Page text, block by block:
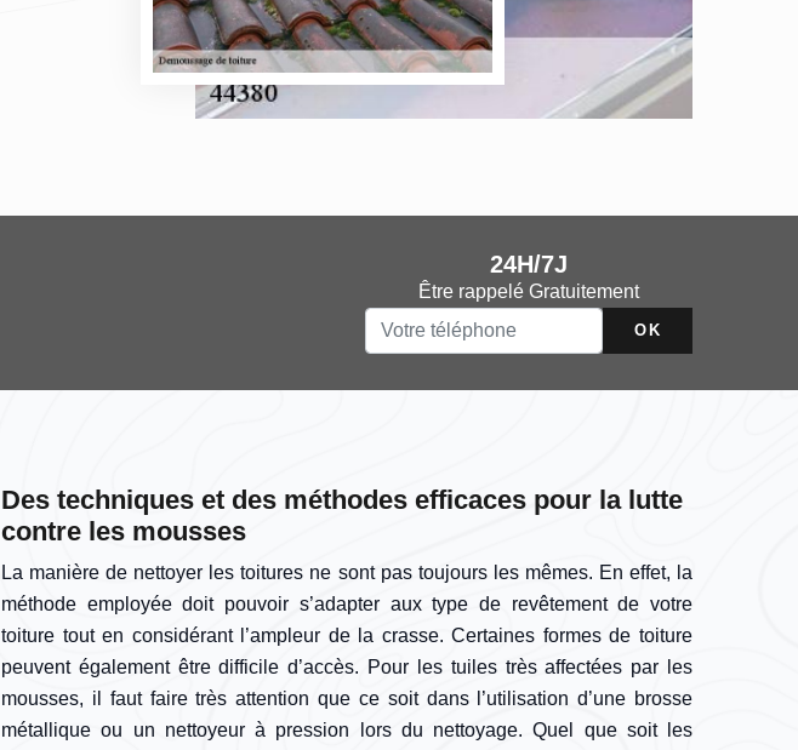
24H/7J
Être rappelé Gratuitement
Des techniques et des méthodes efficaces pour la lutte
contre les mousses
La manière de nettoyer les toitures ne sont pas toujours les mêmes. En effet, la
méthode employée doit pouvoir s’adapter aux type de revêtement de votre
toiture tout en considérant l’ampleur de la crasse. Certaines formes de toiture
peuvent également être difficile d’accès. Pour les tuiles très affectées par les
mousses, il faut faire très attention que ce soit dans l’utilisation d’une brosse
métallique ou un nettoyeur à pression lors du nettoyage. Quel que soit les